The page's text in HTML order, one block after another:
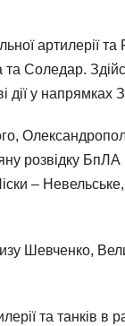
артилерії
Соледар.
дії у
розвідку
–
Шевченко,
та танків